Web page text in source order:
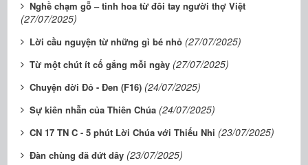
Nghề chạm gỗ – tinh hoa từ đôi tay người thợ Việt
(27/07/2025)
Lời cầu nguyện từ những gì bé nhỏ (27/07/2025)
Từ một chút ít cố gắng mỗi ngày (27/07/2025)
Chuyện đời Đỏ - Đen (F16) (24/07/2025)
Sự kiên nhẫn của Thiên Chúa (24/07/2025)
CN 17 TN C - 5 phút Lời Chúa với Thiếu Nhi (23/07/2025)
Đàn chùng đã đứt dây (23/07/2025)